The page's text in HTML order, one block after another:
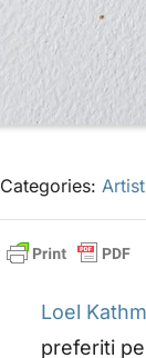
Categories:
Loel
preferiti